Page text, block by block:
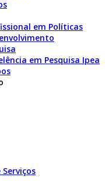
em Políticas
em Pesquisa Ipea